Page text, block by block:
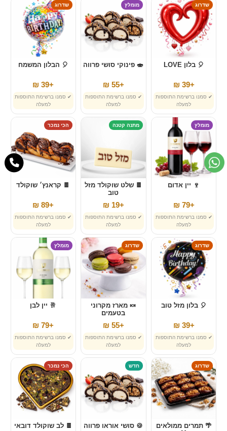
שדרוג
🎈 בלון LOVE
+39 ₪
✔ סמנו ברשימת התוספות
למעלה
מומלץ
🍣 פינוקי סושי פרווה
+55 ₪
✔ סמנו ברשימת התוספות
למעלה
שדרוג
🎈 הבלון המשמח
+39 ₪
✔ סמנו ברשימת התוספות
למעלה
מומלץ
🍷 יין אדום
+79 ₪
✔ סמנו ברשימת התוספות
למעלה
מתנה קטנה
🍫 שלט שוקולד מזל
טוב
+19 ₪
✔ סמנו ברשימת התוספות
למעלה
הכי נמכר
🍫 קראנץ׳ שוקולד
+89 ₪
✔ סמנו ברשימת התוספות
למעלה
שדרוג
🎈 בלון מזל טוב
+39 ₪
✔ סמנו ברשימת התוספות
למעלה
שדרוג
🍬 מארז מקרוני
בטעמים
+55 ₪
✔ סמנו ברשימת התוספות
למעלה
מומלץ
🥂 יין לבן
+79 ₪
✔ סמנו ברשימת התוספות
למעלה
שדרוג
🌴 תמרים ממולאים
חדש
🍪 סושי אוראו פרווה
הכי נמכר
🍫 לב שוקולד דובאי